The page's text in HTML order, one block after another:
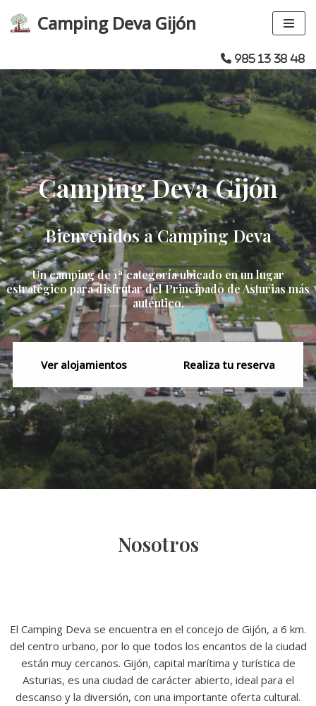
contenido
Camping Deva Gijón
985 13 38 48
Camping Deva Gijón
Bienvenidos a Camping Deva
Un camping de 1ª categoría ubicado en un lugar
estratégico para disfrutar del Principado de Asturias más
auténtico.
Ver alojamientos Realiza tu reserva
Nosotros
El Camping Deva se encuentra en el concejo de Gijón, a 6 km.
del centro urbano, por lo que todos los encantos de la ciudad
están muy cercanos. Gijón, capital marítima y turística de
Asturias, es una ciudad de carácter abierto, ideal para el
descanso y la diversión, con una importante oferta cultural.